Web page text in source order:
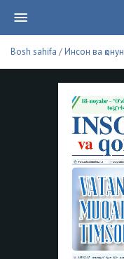
Bosh sahifa /Инсон ва қонун